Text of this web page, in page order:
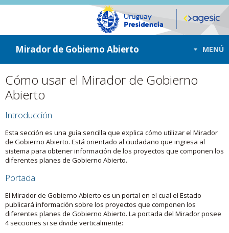
ir a contenido
ir al menú
Mirador de Gobierno Abierto MENÚ
Cómo usar el Mirador de Gobierno
Abierto
Introducción
Esta sección es una guía sencilla que explica cómo utilizar el Mirador
de Gobierno Abierto. Está orientado al ciudadano que ingresa al
sistema para obtener información de los proyectos que componen los
diferentes planes de Gobierno Abierto.
Portada
El Mirador de Gobierno Abierto es un portal en el cual el Estado
publicará información sobre los proyectos que componen los
diferentes planes de Gobierno Abierto. La portada del Mirador posee
4 secciones si se divide verticalmente: